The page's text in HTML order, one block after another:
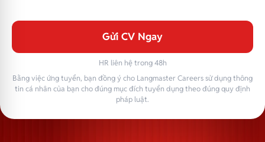
Gửi CV Ngay
HR liên hệ trong 48h
Bằng việc ứng tuyển, bạn đồng ý cho Langmaster Careers sử dụng thông
tin cá nhân của bạn cho đúng mục đích tuyển dụng theo đúng quy định
pháp luật.